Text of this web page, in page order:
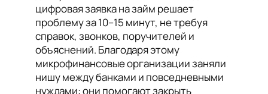
цифровая заявка на займ решает
проблему за 10–15 минут, не требуя
справок, звонков, поручителей и
объяснений. Благодаря этому
микрофинансовые организации заняли
нишу между банками и повседневными
нуждами: они помогают закрыть